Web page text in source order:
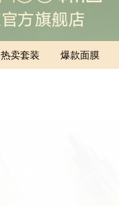
热卖套装 爆款面膜